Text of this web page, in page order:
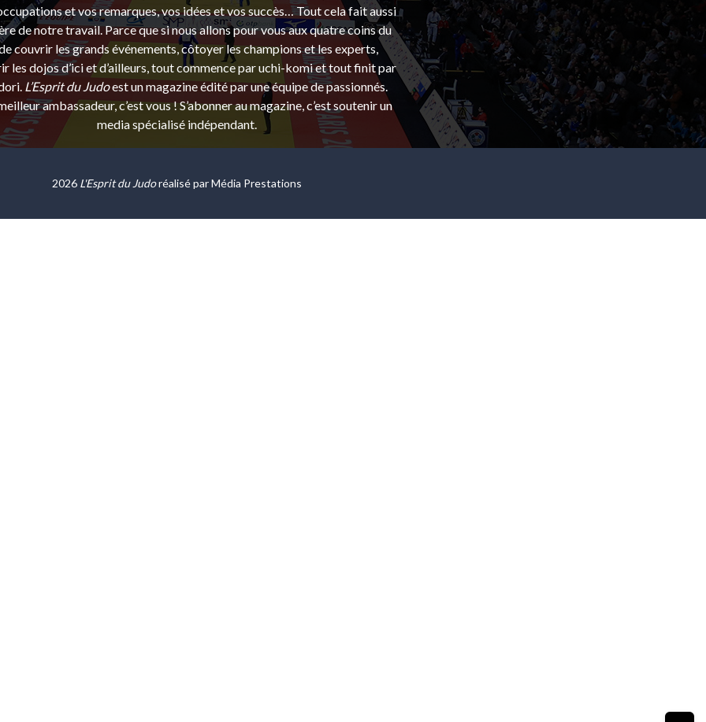
et vos remarques, vos idées et vos succès… Tout cela fait aussi
de notre travail. Parce que si nous allons pour vous aux quatre coins du
couvrir les grands événements, côtoyer les champions et les experts,
les dojos d’ici et d’ailleurs, tout commence par uchi-komi et tout finit par
L’Esprit du Judoest un magazine édité par une équipe de passionnés.
ambassadeur, c’est vous ! S’abonner au magazine, c’est soutenir un
media spécialisé indépendant.
2026 L'Esprit du Judoréalisé parMédia Prestations